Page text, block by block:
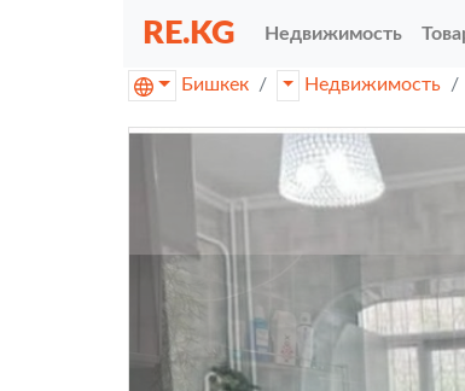
RE.KG Недвижимость
Бишкек Недвижимость